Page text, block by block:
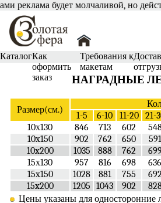
реклама будет молчаливой, но
КаталогКак
оформить
заказ
Требования к
макетам
НАГРАДНЫЕ
Размер(см.)
1-5
6-10 11-20 21-
10х130
846 713 602
10x150
902 762 650 591
10x200
1035 888 762 699
15х130
957 816 698 636
15x150
1028 881 755 692
15x200
1205 1043 902
Цены указаны для односторонние